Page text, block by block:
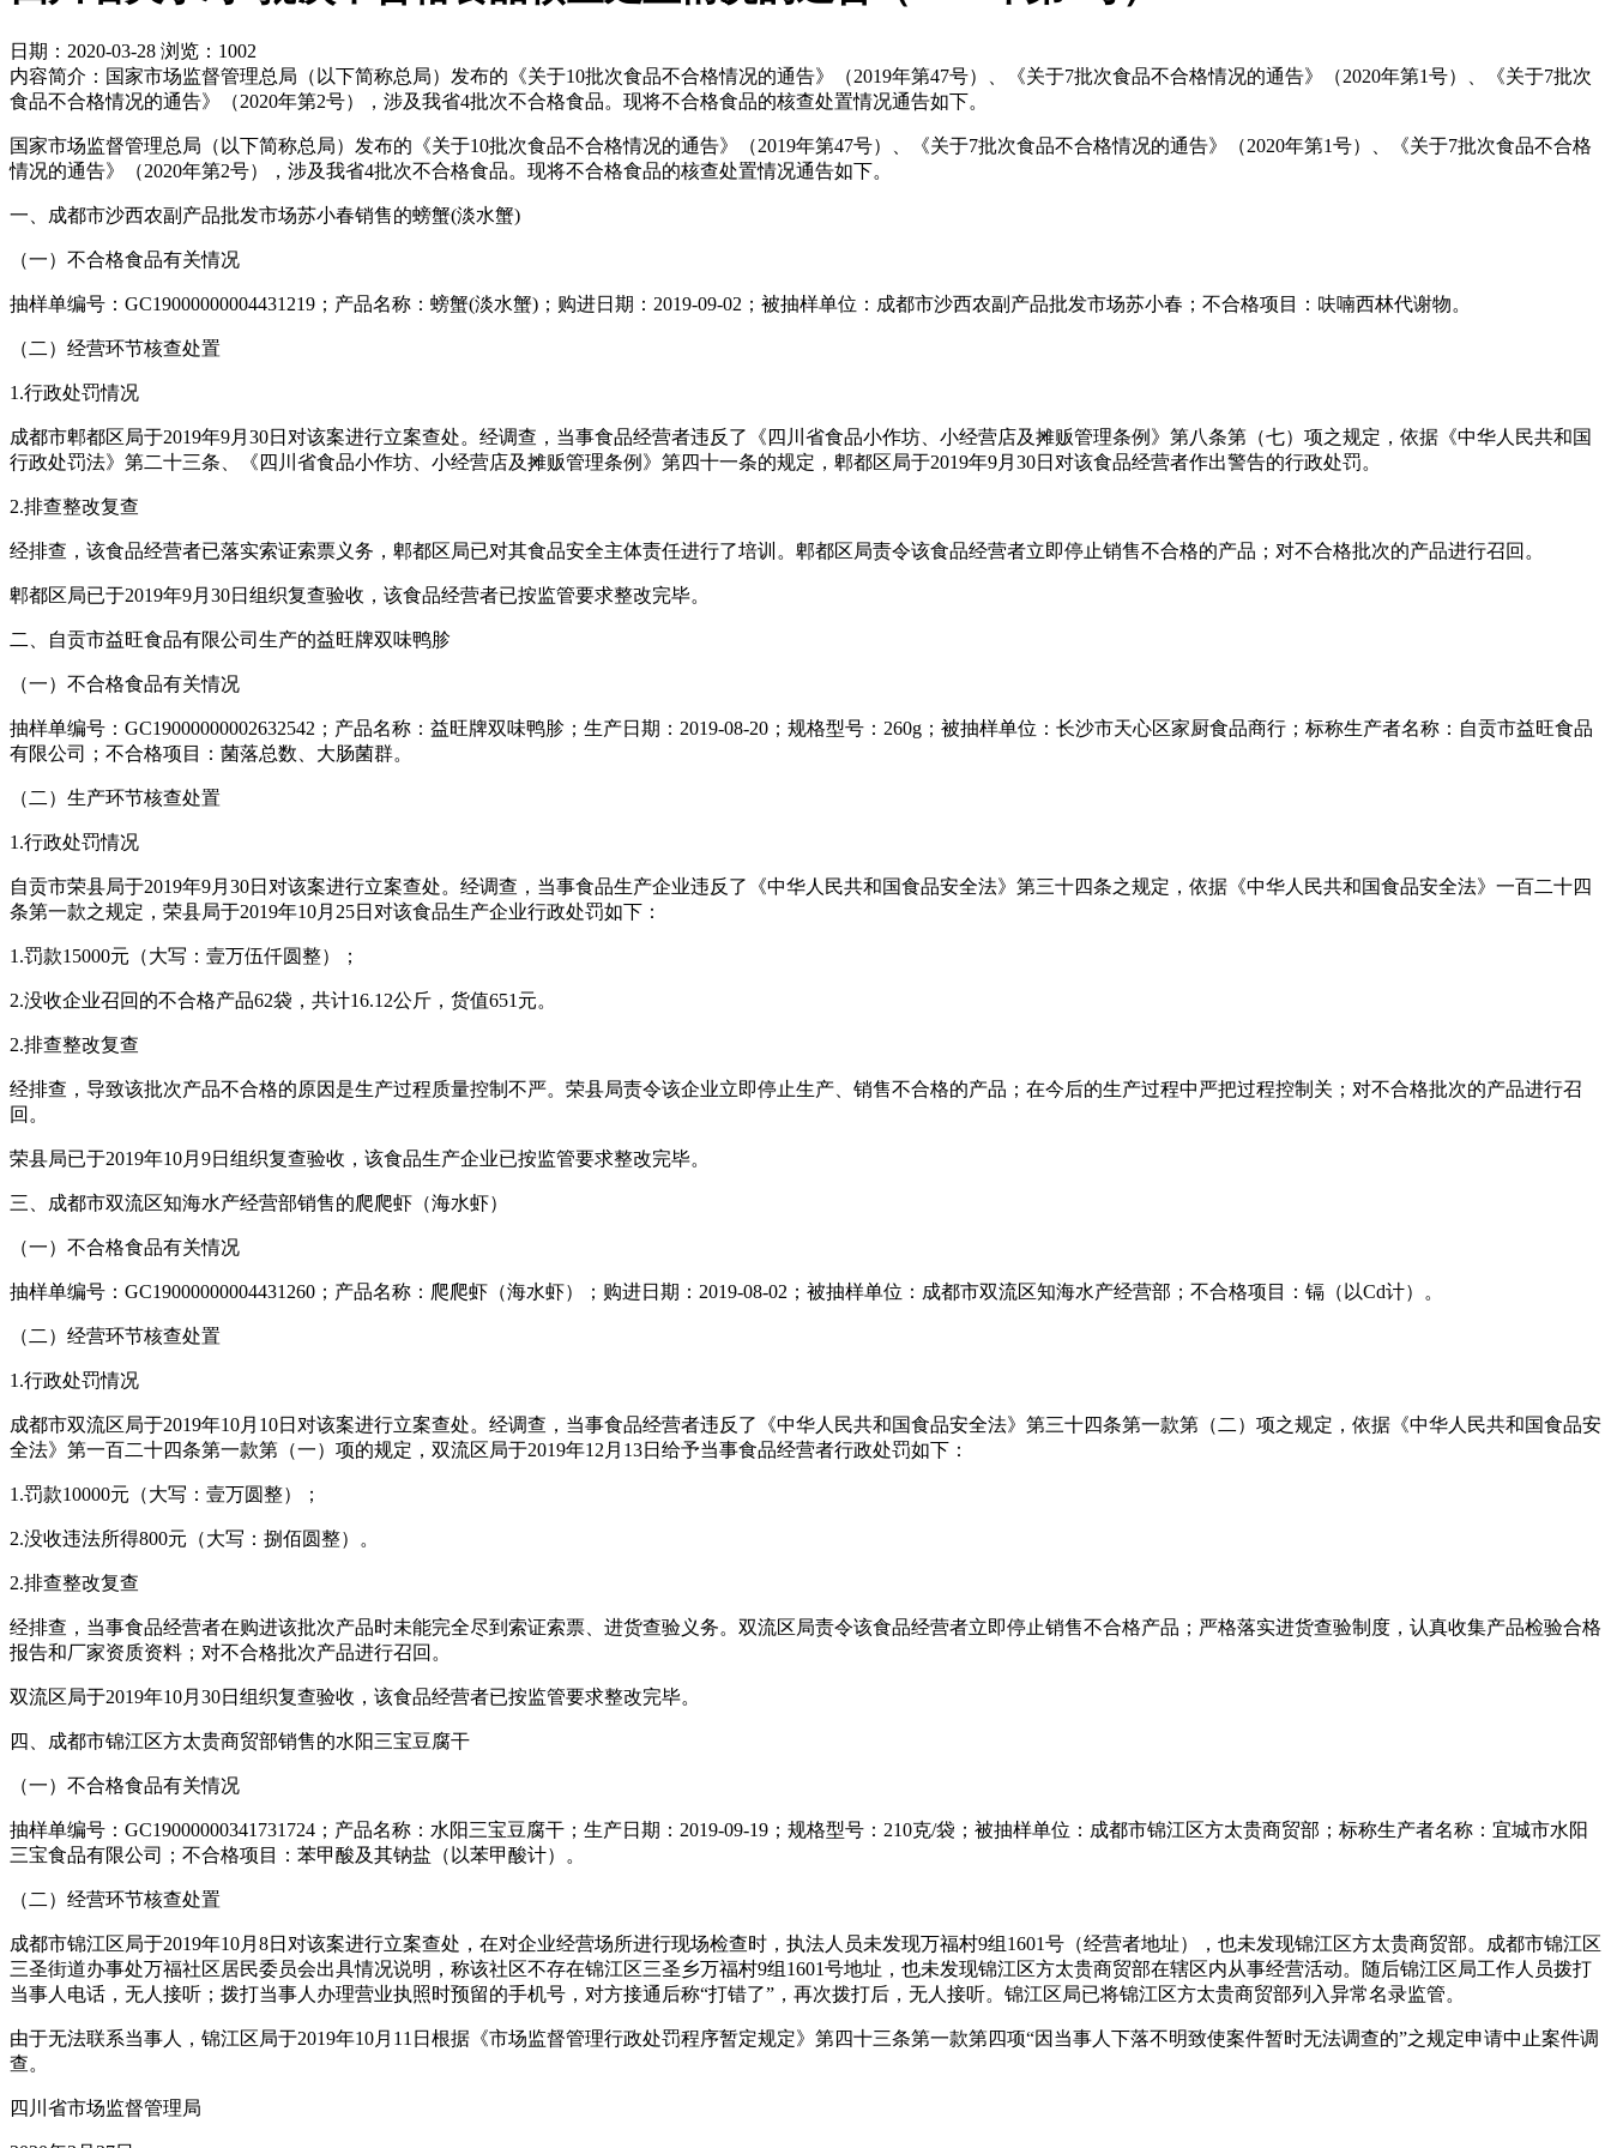
日期：2020-03-28 浏览：1002
内容简介：国家市场监督管理总局（以下简称总局）发布的《关于10批次食品不合格情况的通告》（2019年第47号）、《关于7批次食品不合格情况的通告》（2020年第1号）、《关于7批次
食品不合格情况的通告》（2020年第2号），涉及我省4批次不合格食品。现将不合格食品的核查处置情况通告如下。
国家市场监督管理总局（以下简称总局）发布的《关于10批次食品不合格情况的通告》（2019年第47号）、《关于7批次食品不合格情况的通告》（2020年第1号）、《关于7批次食品不合格
情况的通告》（2020年第2号），涉及我省4批次不合格食品。现将不合格食品的核查处置情况通告如下。
一、成都市沙西农副产品批发市场苏小春销售的螃蟹(淡水蟹)
（一）不合格食品有关情况
抽样单编号：GC19000000004431219；产品名称：螃蟹(淡水蟹)；购进日期：2019-09-02；被抽样单位：成都市沙西农副产品批发市场苏小春；不合格项目：呋喃西林代谢物。
（二）经营环节核查处置
1.行政处罚情况
成都市郫都区局于2019年9月30日对该案进行立案查处。经调查，当事食品经营者违反了《四川省食品小作坊、小经营店及摊贩管理条例》第八条第（七）项之规定，依据《中华人民共和国
行政处罚法》第二十三条、《四川省食品小作坊、小经营店及摊贩管理条例》第四十一条的规定，郫都区局于2019年9月30日对该食品经营者作出警告的行政处罚。
2.排查整改复查
经排查，该食品经营者已落实索证索票义务，郫都区局已对其食品安全主体责任进行了培训。郫都区局责令该食品经营者立即停止销售不合格的产品；对不合格批次的产品进行召回。
郫都区局已于2019年9月30日组织复查验收，该食品经营者已按监管要求整改完毕。
二、自贡市益旺食品有限公司生产的益旺牌双味鸭胗
（一）不合格食品有关情况
抽样单编号：GC19000000002632542；产品名称：益旺牌双味鸭胗；生产日期：2019-08-20；规格型号：260g；被抽样单位：长沙市天心区家厨食品商行；标称生产者名称：自贡市益旺食品
有限公司；不合格项目：菌落总数、大肠菌群。
（二）生产环节核查处置
1.行政处罚情况
自贡市荣县局于2019年9月30日对该案进行立案查处。经调查，当事食品生产企业违反了《中华人民共和国食品安全法》第三十四条之规定，依据《中华人民共和国食品安全法》一百二十四
条第一款之规定，荣县局于2019年10月25日对该食品生产企业行政处罚如下：
1.罚款15000元（大写：壹万伍仟圆整）；
2.没收企业召回的不合格产品62袋，共计16.12公斤，货值651元。
2.排查整改复查
经排查，导致该批次产品不合格的原因是生产过程质量控制不严。荣县局责令该企业立即停止生产、销售不合格的产品；在今后的生产过程中严把过程控制关；对不合格批次的产品进行召
回。
荣县局已于2019年10月9日组织复查验收，该食品生产企业已按监管要求整改完毕。
三、成都市双流区知海水产经营部销售的爬爬虾（海水虾）
（一）不合格食品有关情况
抽样单编号：GC19000000004431260；产品名称：爬爬虾（海水虾）；购进日期：2019-08-02；被抽样单位：成都市双流区知海水产经营部；不合格项目：镉（以Cd计）。
（二）经营环节核查处置
1.行政处罚情况
成都市双流区局于2019年10月10日对该案进行立案查处。经调查，当事食品经营者违反了《中华人民共和国食品安全法》第三十四条第一款第（二）项之规定，依据《中华人民共和国食品安
全法》第一百二十四条第一款第（一）项的规定，双流区局于2019年12月13日给予当事食品经营者行政处罚如下：
1.罚款10000元（大写：壹万圆整）；
2.没收违法所得800元（大写：捌佰圆整）。
2.排查整改复查
经排查，当事食品经营者在购进该批次产品时未能完全尽到索证索票、进货查验义务。双流区局责令该食品经营者立即停止销售不合格产品；严格落实进货查验制度，认真收集产品检验合格
报告和厂家资质资料；对不合格批次产品进行召回。
双流区局于2019年10月30日组织复查验收，该食品经营者已按监管要求整改完毕。
四、成都市锦江区方太贵商贸部销售的水阳三宝豆腐干
（一）不合格食品有关情况
抽样单编号：GC19000000341731724；产品名称：水阳三宝豆腐干；生产日期：2019-09-19；规格型号：210克/袋；被抽样单位：成都市锦江区方太贵商贸部；标称生产者名称：宜城市水阳
三宝食品有限公司；不合格项目：苯甲酸及其钠盐（以苯甲酸计）。
（二）经营环节核查处置
成都市锦江区局于2019年10月8日对该案进行立案查处，在对企业经营场所进行现场检查时，执法人员未发现万福村9组1601号（经营者地址），也未发现锦江区方太贵商贸部。成都市锦江区
三圣街道办事处万福社区居民委员会出具情况说明，称该社区不存在锦江区三圣乡万福村9组1601号地址，也未发现锦江区方太贵商贸部在辖区内从事经营活动。随后锦江区局工作人员拨打
当事人电话，无人接听；拨打当事人办理营业执照时预留的手机号，对方接通后称“打错了”，再次拨打后，无人接听。锦江区局已将锦江区方太贵商贸部列入异常名录监管。
由于无法联系当事人，锦江区局于2019年10月11日根据《市场监督管理行政处罚程序暂定规定》第四十三条第一款第四项“因当事人下落不明致使案件暂时无法调查的”之规定申请中止案件调
查。
四川省市场监督管理局